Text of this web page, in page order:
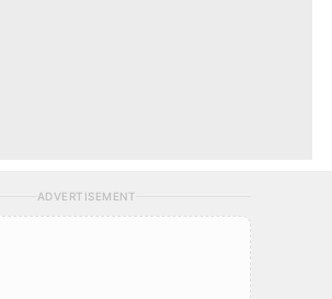
ADVERTISEMENT